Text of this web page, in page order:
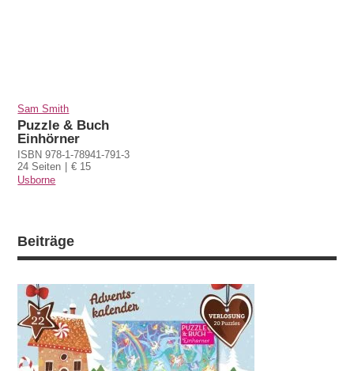
Sam Smith
Puzzle & Buch
Einhörner
ISBN 978-1-78941-791-3
24 Seiten
€ 15
Usborne
Beiträge